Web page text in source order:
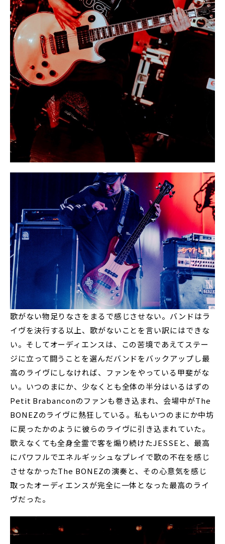
歌がない物足りなさをまるで感じさせない。バンドはラ
イヴを決行する以上、歌がないことを言い訳にはできな
い。そしてオーディエンスは、この苦境であえてステー
ジに立って闘うことを選んだバンドをバックアップし最
高のライヴにしなければ、ファンをやっている甲斐がな
い。いつのまにか、少なくとも全体の半分はいるはずの
Petit Brabanconのファンも巻き込まれ、会場中がThe
BONEZのライヴに熱狂している。私もいつのまにか中坊
に戻ったかのように彼らのライヴに引き込まれていた。
歌えなくても全身全霊で客を煽り続けたJESSEと、最高
にパワフルでエネルギッシュなプレイで歌の不在を感じ
させなかったThe BONEZの演奏と、その心意気を感じ
取ったオーディエンスが完全に一体となった最高のライ
ヴだった。